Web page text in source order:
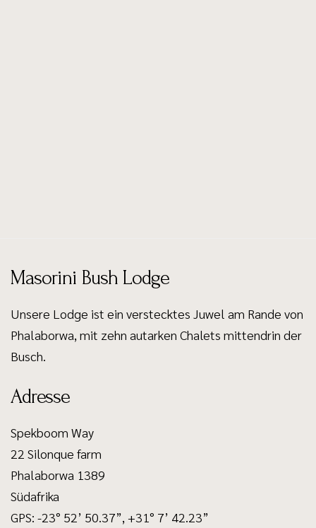
Masorini Bush Lodge
Unsere Lodge ist ein verstecktes Juwel am Rande von
Phalaborwa, mit zehn autarken Chalets mittendrin der
Busch.
Adresse
Spekboom Way
22 Silonque farm
Phalaborwa 1389
Südafrika
GPS: -23° 52’ 50.37”, +31° 7’ 42.23”